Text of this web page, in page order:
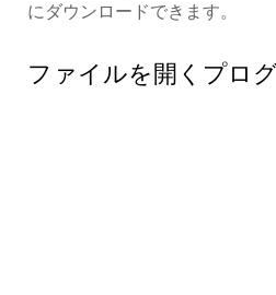
にダウンロードできます。
ファイルを開くプロ